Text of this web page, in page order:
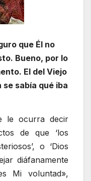
que Él no
Bueno, por lo
El del Viejo
sabía qué iba
le ocurra decir
de que ‘los
o ‘Dios
diáfanamente
Mi voluntad»,